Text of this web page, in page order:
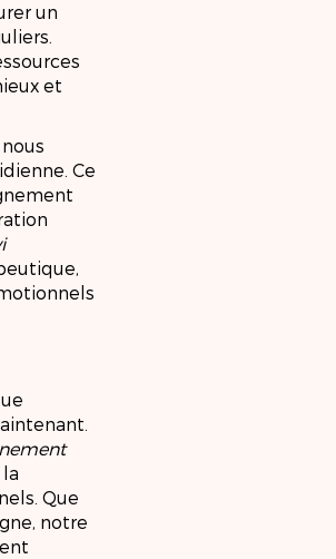
NICE
VOUS
un
et
Ce
Que
notre